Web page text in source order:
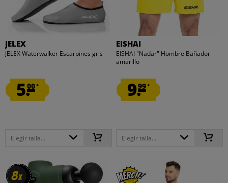
JELEX
JELEX Waterwalker Escarpines gris
5.00*
Elegir talla...
EISHAI
EISHAI "Nadar" Hombre Bañador
amarillo
9.99*
Elegir talla...
8x
8x